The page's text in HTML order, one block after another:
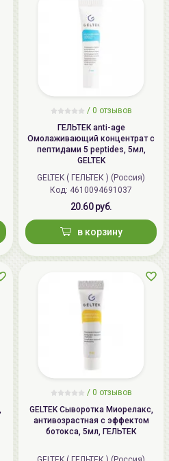
/ 0 отзывов
ГЕЛЬТЕК anti-age
Омолаживающий концентрат с
пептидами 5 peptides, 5мл,
GELTEK
GELTEK ( ГЕЛЬТЕК ) (Россия)
Код: 4610094691037
20.60 руб.
в корзину
/ 0 отзывов
GELTEK Сыворотка Миорелакс,
антивозрастная с эффектом
ботокса, 5мл, ГЕЛЬТЕК